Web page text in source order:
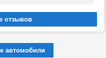
автомобили